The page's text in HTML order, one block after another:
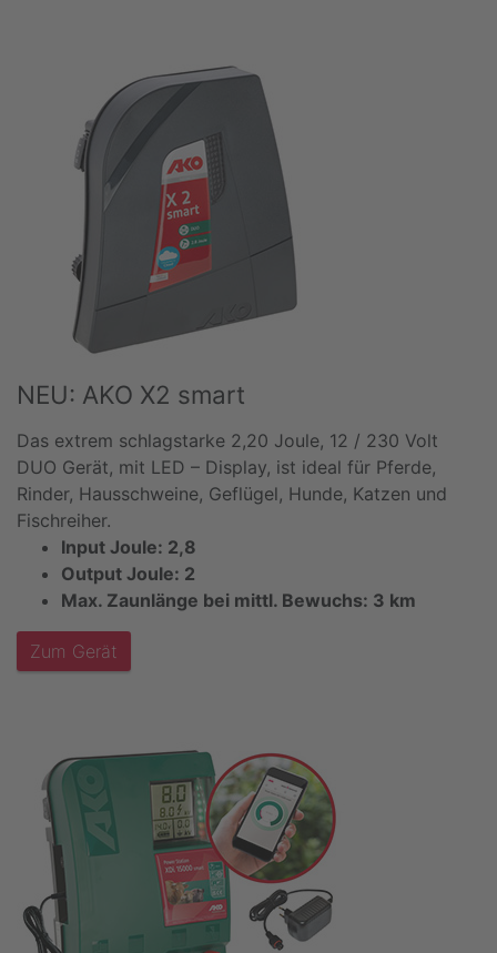
NEU: AKO X2 smart
Das extrem schlagstarke 2,20 Joule, 12 / 230 Volt
DUO Gerät, mit LED – Display, ist ideal für Pferde,
Rinder, Hausschweine, Geflügel, Hunde, Katzen und
Fischreiher.
Input Joule: 2,8
Output Joule: 2
Max. Zaunlänge bei mittl. Bewuchs: 3 km
Zum Gerät